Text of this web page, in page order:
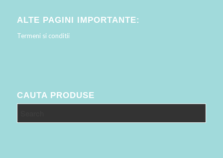
ALTE PAGINI IMPORTANTE:
Termeni si conditii
CAUTA PRODUSE